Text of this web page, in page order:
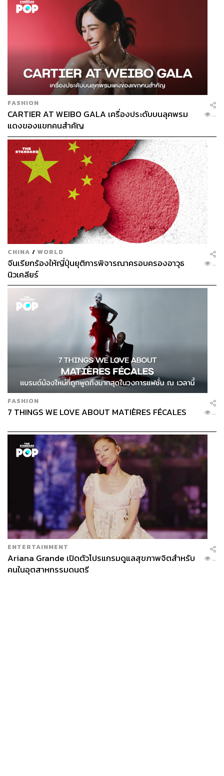
FASHION
CARTIER AT WEIBO GALA เครื่องประดับบนลุคพรม
แดงของแขกคนสำคัญ
...
CHINA / WORLD
จีนเรียกร้องให้ญี่ปุ่นยุติการพิจารณาครอบครองอาวุธ
นิวเคลียร์
...
FASHION
7 THINGS WE LOVE ABOUT MATIÈRES FÉCALES ...
ENTERTAINMENT
Ariana Grande เปิดตัวโปรแกรมดูแลสุขภาพจิตสำหรับ
คนในอุตสาหกรรมดนตรี
...